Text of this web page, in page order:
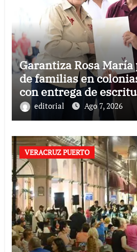
Garantiza Rosa
de familias en
con entrega de
editorial Ago 7, 2026
VERACRUZ PUERTO